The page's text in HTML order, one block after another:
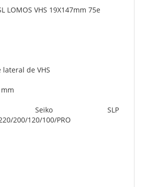
LOMOS VHS 19X147mm 75e
de VHS
Seiko SLP
200/120/100/PRO